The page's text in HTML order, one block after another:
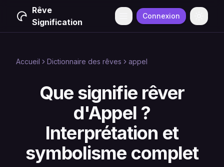
Rêve
Signification
Menu Connexion
Accueil Dictionnaire des rêves appel
Que signifie rêver
d'Appel ?
Interprétation et
symbolisme complet